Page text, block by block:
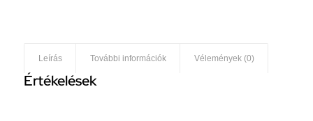
Leírás További információk Vélemények (0)
Értékelések